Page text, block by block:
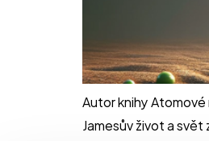
Autor knihy
Jamesův život a